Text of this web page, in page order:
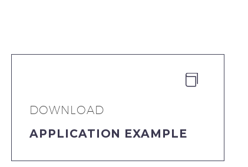


DOWNLOAD
APPLICATION EXAMPLE